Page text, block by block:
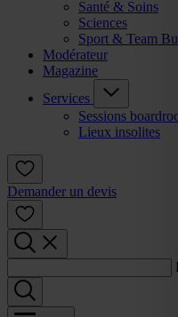
Santé & Soins
Sciences
Sport & Team
Modérateur
Magazine
Services
Sessions
Lieux insolites
Demander un devis